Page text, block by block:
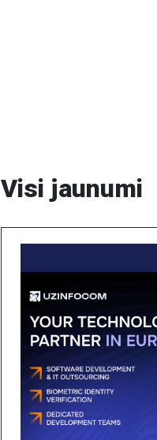
Visi jaunumi